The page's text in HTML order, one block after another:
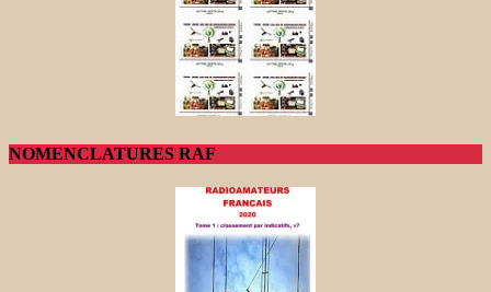
NOMENCLATURES RAF